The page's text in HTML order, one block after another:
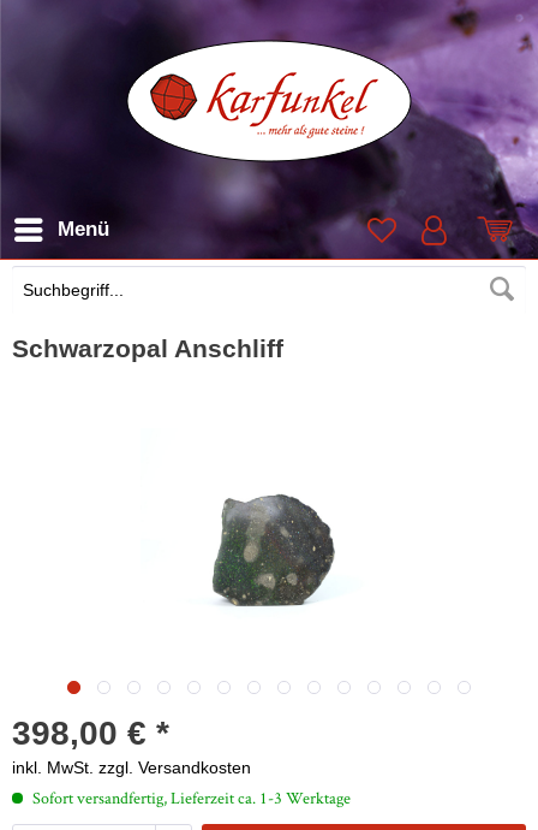
Suchen
Menü
Schwarzopal Anschliff
398,00 € *
inkl. MwSt. zzgl. Versandkosten
Sofort versandfertig, Lieferzeit ca. 1-3 Werktage